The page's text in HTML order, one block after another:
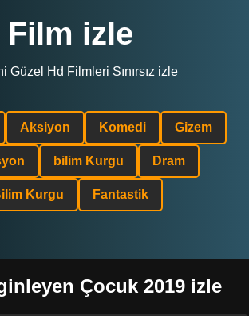
Film izle
Güzel Hd Filmleri Sınırsız izle
Aksiyon Komedi Gizem
bilim Kurgu Dram
Kurgu Fantastik
Çocuk 2019 izle